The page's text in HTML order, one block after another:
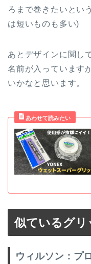
ろまで巻きたいとい
は短いものも多い)
あとデザインに関し
名前が入っています
いかなと思います。
似ているグリ
ウィルソン：プ